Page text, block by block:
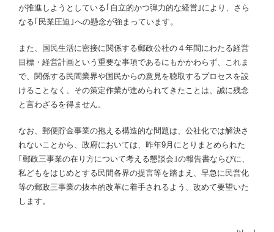
が推進しようとしている｢自立的かつ弾力的な経営｣により、さら
なる｢民業圧迫｣への懸念が強まっています。
また、国民生活に密接に関係する郵政公社の４年間にわたる経営
目標・経営計画という重要な事項であるにもかかわらず、これま
で、関係する民間業界や国民からの意見を聴取するプロセスを設
けることなく、その策定作業が進められてきたことは、誠に残念
と言わざるを得ません。
なお、郵便貯金事業の抱える構造的な問題は、公社化では解決さ
れないことから、政府においては、昨年9月にとりまとめられた
｢郵政三事業の在り方について考える懇談会｣の報告書ならびに、
私どもをはじめとする民間各界の提言等を踏まえ、早急に民営化
等の郵政三事業の抜本的改革に着手されるよう、改めて要望いた
します。